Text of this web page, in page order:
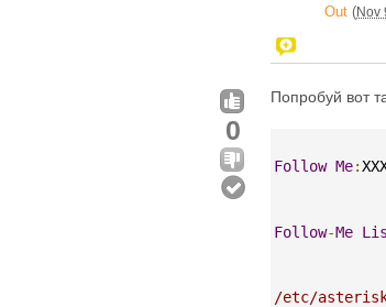
Out (Nov
0
Попробуй вот
Follow Me:
Follow-Me
/etc/